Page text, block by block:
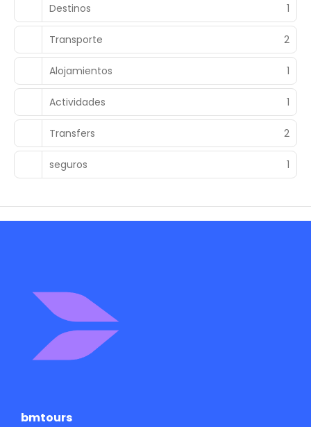
Destinos
1
Transporte 2
Alojamientos 1
Actividades 1
Transfers 2
seguros 1
bmtours